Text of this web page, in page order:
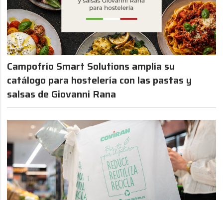
Campofrío Smart Solutions amplía su
catálogo para hostelería con las pastas y
salsas de Giovanni Rana